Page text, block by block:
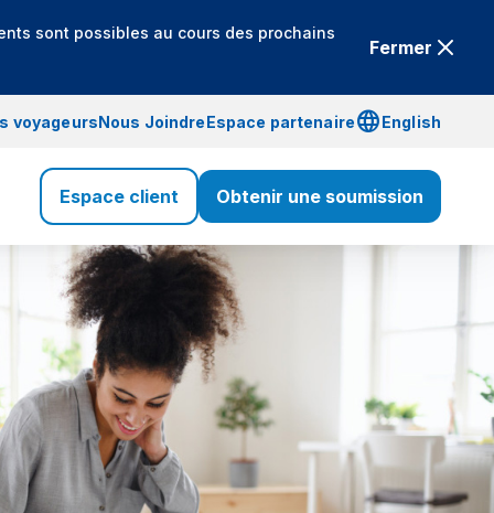
sont possibles au cours des prochains
Fermer
voyageursNous JoindreEspace partenairelanguageEnglish
Espace client
Voyage
Santé
Vie
Obtenir une soumission
Assurance Voyage